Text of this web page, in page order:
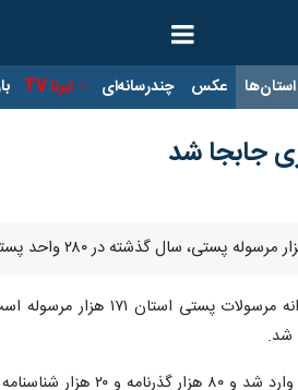
استان‌ها عکس چندرسانه‌ای ایرنا TV
، با بیان اینکه
توزیع شدند.